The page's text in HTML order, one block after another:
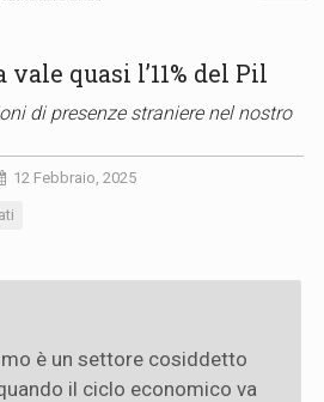
quasi l’11% del Pil
di presenze straniere nel nostro
12 Febbraio, 2025
è un settore cosiddetto
il ciclo economico va